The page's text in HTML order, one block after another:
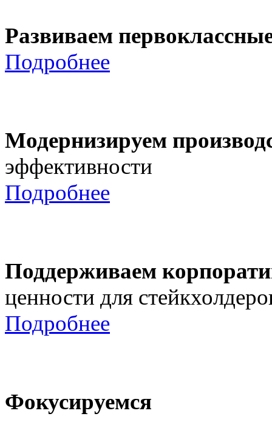
Развиваем
Подробнее
Модернизируем
эффективности
Подробнее
Поддерживаем
ценности для
Подробнее
Фокусируемся